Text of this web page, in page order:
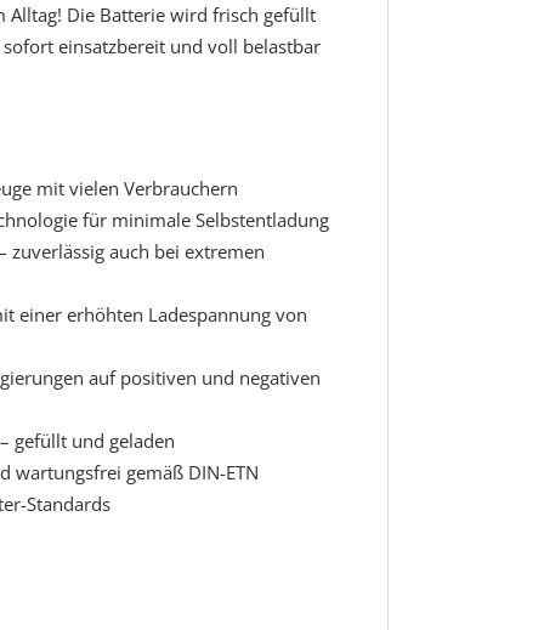
Alltag! Die Batterie wird frisch gefüllt
einsatzbereit und voll belastbar
mit vielen Verbrauchern
für minimale Selbstentladung
zuverlässig auch bei extremen
einer erhöhten Ladespannung von
auf positiven und negativen
gefüllt und geladen
wartungsfrei gemäß DIN-ETN
Standards